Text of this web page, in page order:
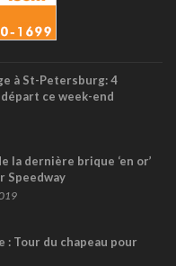
à St-Petersburg: 4
ce week-end
la dernière brique ‘en or’
Speedway
: Tour du chapeau pour